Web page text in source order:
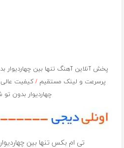
پخش آنلاین آهنگ تنها بین چهاردیوار
پرسرعت و لینک مستقیم/ کیفیت
چهاردیوار بدون تو
تی ام بکس تنها بین